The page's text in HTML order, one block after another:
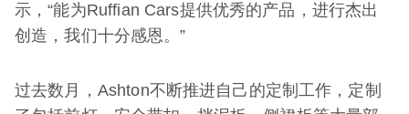
示，“能为Ruffian Cars提供优秀的产品，进行杰出
创造，我们十分感恩。”
过去数月，Ashton不断推进自己的定制工作，定制